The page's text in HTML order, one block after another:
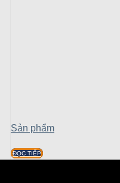
Sản phẩm
ĐỌC TIẾP